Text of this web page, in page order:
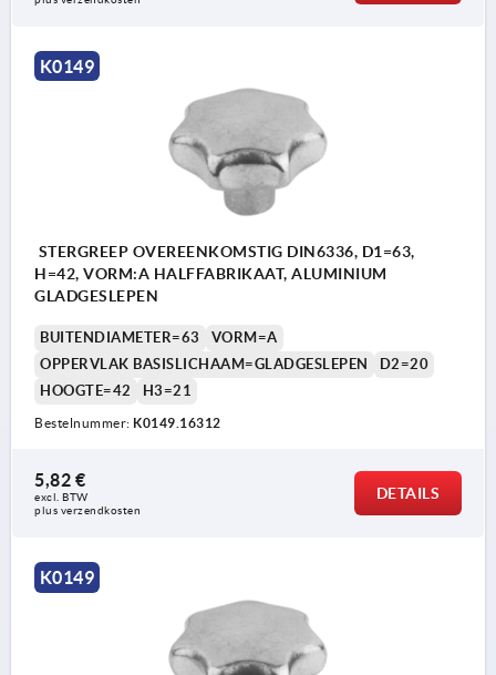
K0149
STERGREEP OVEREENKOMSTIG DIN6336, D1=63,
H=42, VORM:A HALFFABRIKAAT, ALUMINIUM
GLADGESLEPEN
BUITENDIAMETER=63
VORM=A
OPPERVLAK BASISLICHAAM=GLADGESLEPEN
D2=20
HOOGTE=42
H3=21
Bestelnummer: K0149.16312
5,82 €
excl. BTW
plus verzendkosten
DETAILS
K0149